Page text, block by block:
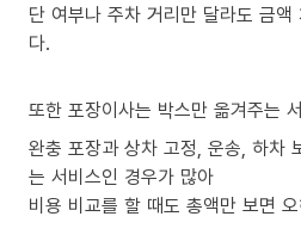
단 여부나 주차 거리만 달라도 금
다.
또한 포장이사는 박스만 옮겨주는
완충 포장과 상차 고정, 운송, 하차
는 서비스인 경우가 많아
비용 비교를 할 때도 총액만 보면